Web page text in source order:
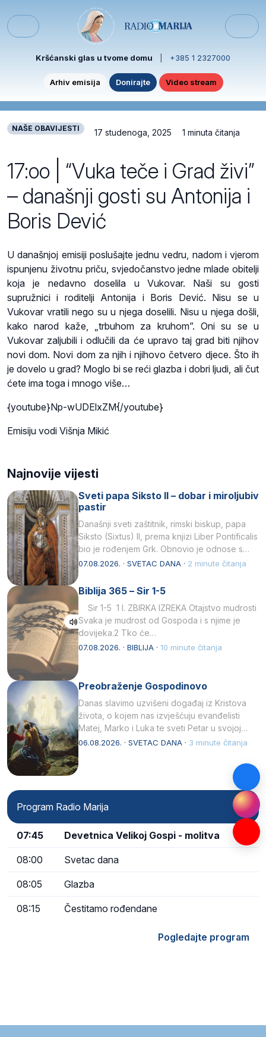
Menu
Kršćanski glas u tvome domu +385 1 2327000
Arhiv emisija Donirajte Video stream
NAŠE OBAVIJESTI 17 studenoga, 2025 1 minuta čitanja
17:oo | “Vuka teče i Grad živi”
– današnji gosti su Antonija i
Boris Dević
U današnjoj emisiji poslušajte jednu vedru, nadom i vjerom
ispunjenu životnu priču, svjedočanstvo jedne mlade obitelji
koja je nedavno doselila u Vukovar. Naši su gosti
supružnici i roditelji Antonija i Boris Dević. Nisu se u
Vukovar vratili nego su u njega doselili. Nisu u njega došli,
kako narod kaže, „trbuhom za kruhom”. Oni su se u
Vukovar zaljubili i odlučili da će upravo taj grad biti njihov
novi dom. Novi dom za njih i njihovo četvero djece. Što ih
je dovelo u grad? Moglo bi se reći glazba i dobri ljudi, ali čut
ćete ima toga i mnogo više…
{youtube}Np-wUDElxZM{/youtube}
Emisiju vodi Višnja Mikić
Najnovije vijesti
Sveti papa Siksto II – dobar i miroljubiv
pastir
Današnji sveti zaštitnik, rimski biskup, papa
Siksto (Sixtus) II, prema knjizi Liber Pontificalis
bio je rođenjem Grk. Obnovio je odnose s
afričkim…
07.08.2026. · SVETAC DANA · 2 minute čitanja
Biblija 365 – Sir 1-5
Sir 1-5 1 I. ZBIRKA IZREKA Otajstvo mudrosti
Svaka je mudrost od Gospoda i s njime je
dovijeka.2 Tko će…
07.08.2026. · BIBLIJA · 10 minute čitanja
Preobraženje Gospodinovo
Danas slavimo uzvišeni događaj iz Kristova
života, o kojem nas izvješćuju evanđelisti
Matej, Marko i Luka te sveti Petar u svojoj
drugoj…
06.08.2026. · SVETAC DANA · 3 minute čitanja
Program Radio Marija
07:45 Devetnica Velikoj Gospi - molitva
08:00 Svetac dana
08:05 Glazba
08:15 Čestitamo rođendane
Pogledajte program